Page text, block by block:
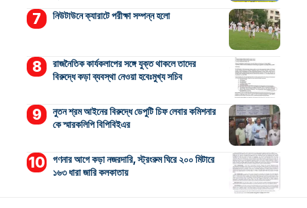
নিউটাউনে ক্যারাটে পরীক্ষা সম্পন্ন হলো
রাজনৈতিক কার্যকলাপের সঙ্গে যুক্ত থাকলে তাদের
বিরুদ্ধে কড়া ব্যবস্থা নেওয়া হবেঃমুখ্য সচিব
নুতন শ্রম আইনের বিরুদ্ধে ডেপুটি চিফ লেবার কমিশনার
কে স্মারকলিপি বিপিবিইএর
গণনার আগে কড়া নজরদারি, স্ট্রংরুম ঘিরে ২০০ মিটারে
১৬৩ ধারা জারি কলকাতায়